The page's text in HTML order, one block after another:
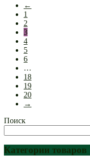
←
1
2
3
4
5
6
…
18
19
20
→
Поиск
Категории товаров